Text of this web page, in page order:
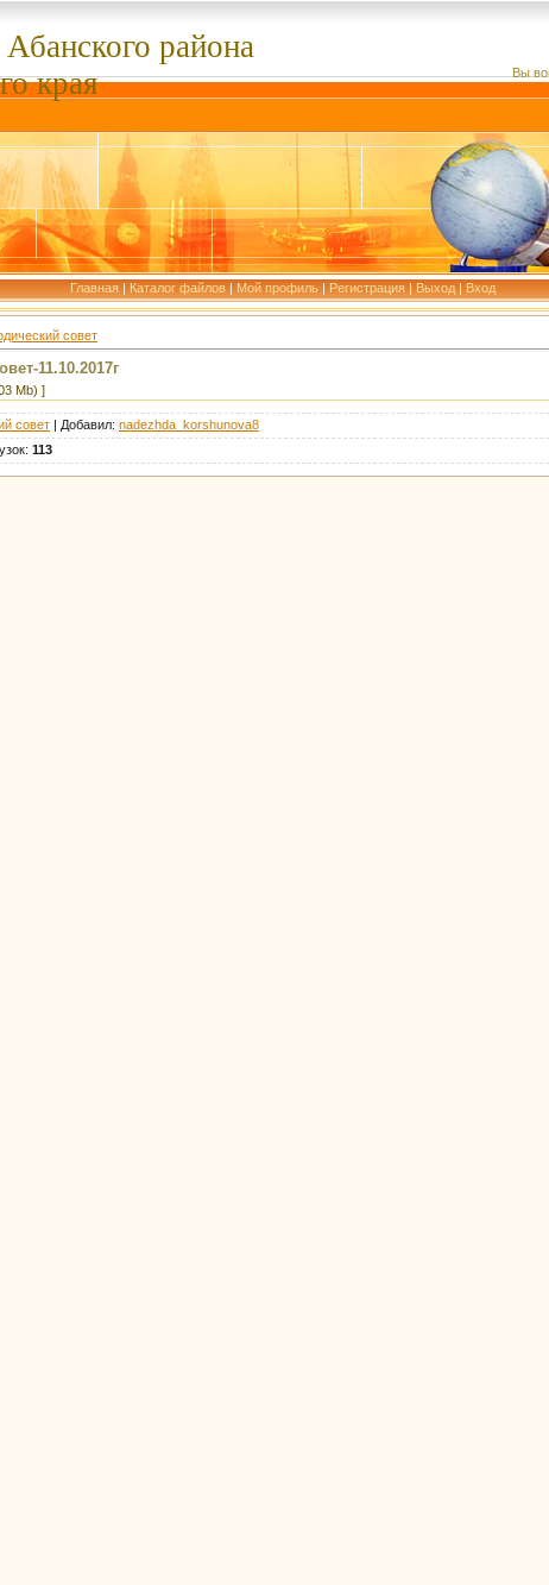
района
края Вы
Главная | Каталог файлов | Мой профиль | Регистрация | Выход | Вход
совет
11.10.2017г
Mb) ]
совет | Добавил: nadezhda_korshunova8
: 113